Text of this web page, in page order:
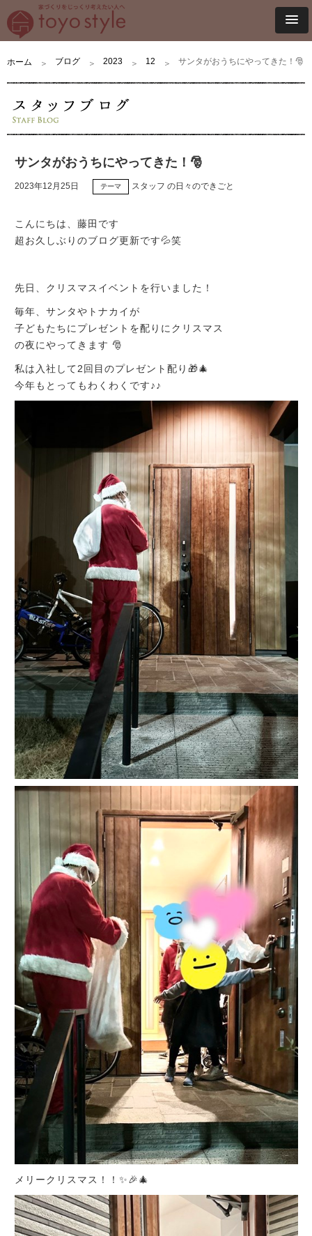
ホーム ブログ 2023 12 サンタがおうちにやってきた！🎅
サンタがおうちにやってきた！🎅
2023年12月25日 テーマ スタッフ の日々のできごと
こんにちは、藤田です
超お久しぶりのブログ更新です💦笑
先日、クリスマスイベントを行いました！
毎年、サンタやトナカイが
子どもたちにプレゼントを配りにクリスマス
の夜にやってきます 🎅
私は入社して2回目のプレゼント配り🎁🎄
今年もとってもわくわくです♪♪
メリークリスマス！！✨🎉🎄